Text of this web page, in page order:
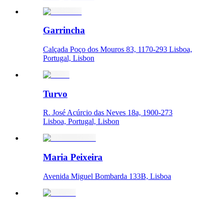
Garrincha
Calçada Poço dos Mouros 83, 1170-293 Lisboa,
Portugal, Lisbon
Turvo
R. José Acúrcio das Neves 18a, 1900-273
Lisboa, Portugal, Lisbon
Maria Peixeira
Avenida Miguel Bombarda 133B, Lisboa